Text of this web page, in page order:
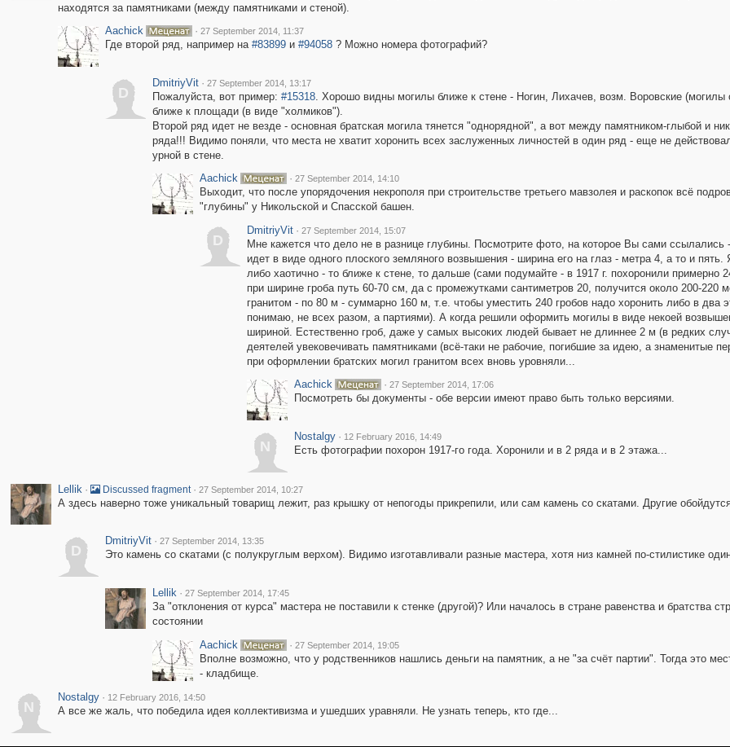
находятся за памятниками (между памятниками и стеной).
Aachick
· 27 September 2014, 11:37
Где второй ряд, например на #83899и #94058? Можно номера фотографий?
D
DmitriyVit · 27 September 2014, 13:17
Пожалуйста, вот пример: #15318. Хорошо видны могилы ближе к стене - Ногин, Лихачев, возм. Воровские
ближе к площади (в виде "холмиков").
Второй ряд идет не везде - основная братская могила тянется "однорядной", а вот между памятником-глыбой и
ряда!!! Видимо поняли, что места не хватит хоронить всех заслуженных личностей в один ряд - еще не
урной в стене.
Aachick
· 27 September 2014, 14:10
Выходит, что после упорядочения некрополя при строительстве третьего мавзолея и раскопок всё
"глубины" у Никольской и Спасской башен.
D
DmitriyVit · 27 September 2014, 15:07
Мне кажется что дело не в разнице глубины. Посмотрите фото, на которое Вы сами ссылались -
идет в виде одного плоского земляного возвышения - ширина его на глаз - метра 4, а то и
либо хаотично - то ближе к стене, то дальше (сами подумайте - в 1917 г. похоронили примерно
при ширине гроба путь 60-70 см, да с промежутками сантиметров 20, получится около 200-
гранитом - по 80 м - суммарно 160 м, т.е. чтобы уместить 240 гробов надо хоронить либо в
понимаю, не всех разом, а партиями). А когда решили оформить могилы в виде некоей
шириной. Естественно гроб, даже у самых высоких людей бывает не длиннее 2 м (в редких
деятелей увековечивать памятниками (всё-таки не рабочие, погибшие за идею, а знаменитые
при оформлении братских могил гранитом всех вновь уровняли...
Aachick
· 27 September 2014, 17:06
Посмотреть бы документы - обе версии имеют право быть только версиями.
N
Nostalgy · 12 February 2016, 14:49
Есть фотографии похорон 1917-го года. Хоронили и в 2 ряда и в 2 этажа...
Lellik · Discussed fragment · 27 September 2014, 10:27
А здесь наверно тоже уникальный товарищ лежит, раз крышку от непогоды прикрепили, или сам камень со скатами. Другие
D
DmitriyVit · 27 September 2014, 13:35
Это камень со скатами (с полукруглым верхом). Видимо изготавливали разные мастера, хотя низ камней по-стилистике
Lellik · 27 September 2014, 17:45
За "отклонения от курса" мастера не поставили к стенке (другой)? Или началось в стране равенства и братства
состоянии
Aachick
· 27 September 2014, 19:05
Вполне возможно, что у родственников нашлись деньги на памятник, а не "за счёт партии". Тогда это
- кладбище.
N
Nostalgy · 12 February 2016, 14:50
А все же жаль, что победила идея коллективизма и ушедших уравняли. Не узнать теперь, кто где...